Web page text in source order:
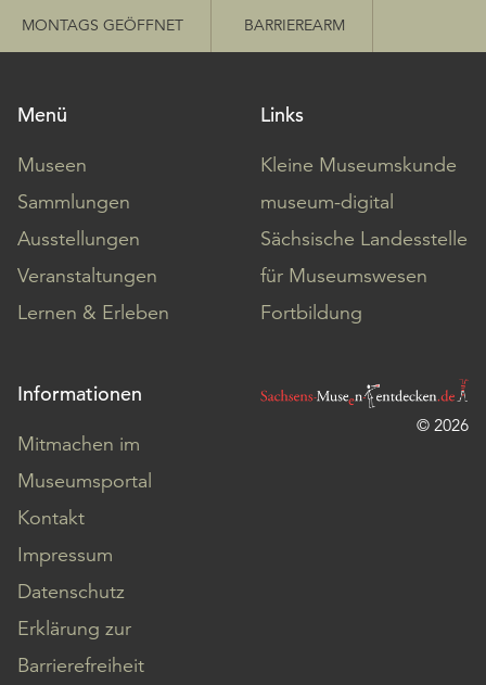
MONTAGS GEÖFFNET BARRIEREARM
Menü
Museen
Sammlungen
Ausstellungen
Veranstaltungen
Lernen & Erleben
Links
Kleine Museumskunde
museum-digital
Sächsische Landesstelle
für Museumswesen
Fortbildung
Informationen
Mitmachen im
Museumsportal
Kontakt
Impressum
Datenschutz
Erklärung zur
Barrierefreiheit
© 2026